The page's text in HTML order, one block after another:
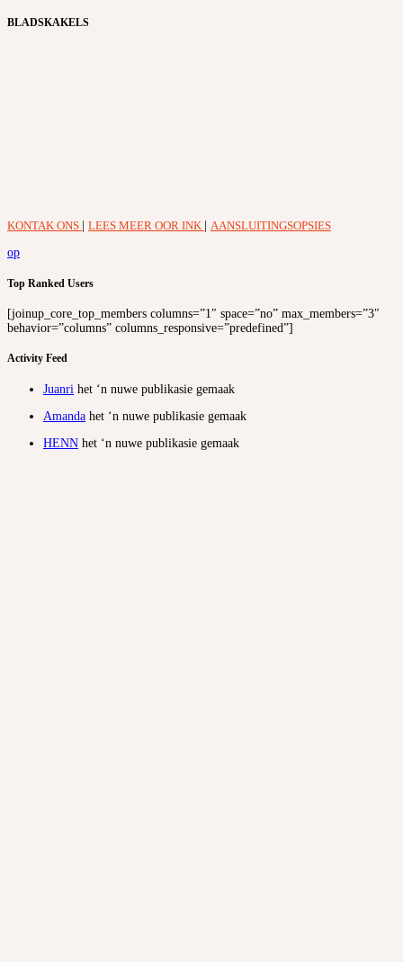
BLADSKAKELS
KONTAK ONS LEES MEER OOR INK
AANSLUITINGSOPSIES
op
Top Ranked Users
[joinup_core_top_members columns=”1″ space=”no” max_members=”3″
behavior=”columns” columns_responsive=”predefined”]
Activity Feed
Juanri het ‘n nuwe publikasie gemaak
Amanda het ‘n nuwe publikasie gemaak
HENN het ‘n nuwe publikasie gemaak